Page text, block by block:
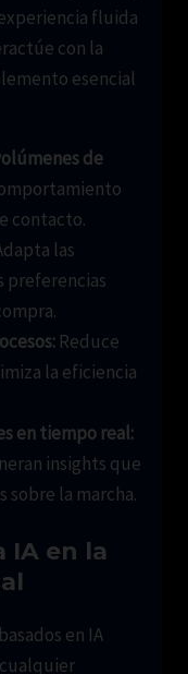
fluida
con la
esencial
de
contacto.
las
preferencias
Reduce
la eficiencia
en tiempo real:
insights que
la marcha.
IA en la
en IA